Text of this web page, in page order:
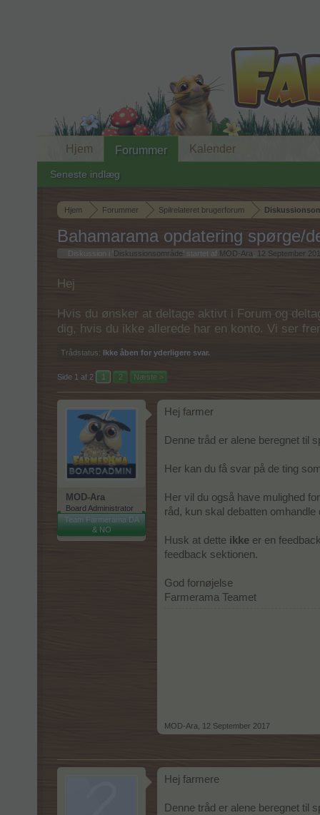
Hjem Forummer Spilrelateret brugerforum
Bahamarama opdatering spørge/
Diskussion i ' Diskussionsområde ' startet af MOD-Ara 12 September
Hej
Hvis du ønsker at deltage aktivt i Forum og
dig, hvis du ikke allerede har en konto. Vi ser
Trådstatus: Ikke åben for yderligere svar.
Side 1 af 2 1 2 Næste >
MOD-Ara
Board Administrator
Team Farmerama DA
& NO
Hej farmer
Denne tråd er alene beregnet til
Her kan du få svar på de ting
Her vil du også have mulighed
råd, kun skal debatten
Husk at dette ikke er en
feedback sektionen.
God fornøjelse
Farmerama Teamet
MOD-Ara 12 September 2017
Hej farmere
Denne tråd er alene beregnet til
Hjem Forummer
Seneste indlæg
Kalender